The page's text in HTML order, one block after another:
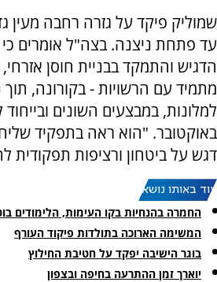
שמוליק פיקד על גזרה רחבה מעין
עד פתחת ניצנה. בצה"ל אומרים כי
הדגיש והתמקד בבניית חוסן
מתמיד עם הרשויות - בקורונה,
למלונות, במבצעים השונים
באוקטובר. "הוא ראה בתפקיד
דגש על ביטחון ורציפות תפקודית
עוד באותו נושא:
החמרה בהנחיות בקו העימות, הלימודים
המשימה הארוכה בתולדות פיקוד העורף
בוגר הישיבה יפקד על חטיבת החילוץ
יוארך זמן ההתרעה בחיפה ובצפון